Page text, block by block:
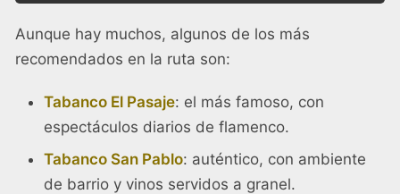
Aunque hay muchos, algunos de los más
recomendados en la ruta son:
Tabanco El Pasaje: el más famoso, con
espectáculos diarios de flamenco.
Tabanco San Pablo: auténtico, con ambiente
de barrio y vinos servidos a granel.